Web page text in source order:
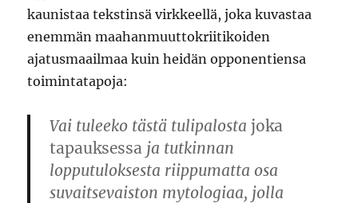
kaunistaa tekstinsä virkkeellä, joka kuvastaa
enemmän maahanmuuttokriitikoiden
ajatusmaailmaa kuin heidän opponentiensa
toimintatapoja:
Vai tuleeko tästä tulipalostajoka
tapauksessa ja tutkinnan
lopputuloksesta riippumatta osa
suvaitsevaiston mytologiaa, jolla